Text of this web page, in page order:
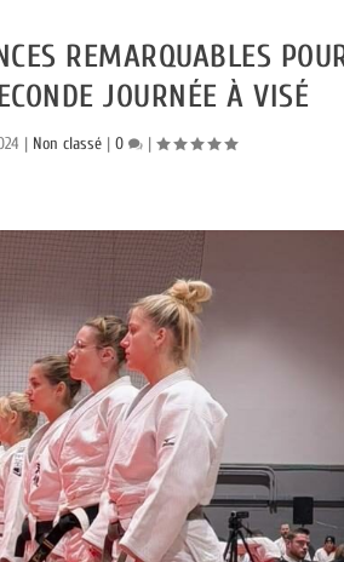
REMARQUABLES
JOURNÉE À VISÉ
| Non classé |0 |